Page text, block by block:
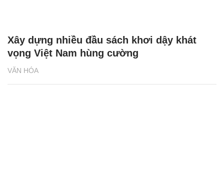
VĂN HÓA
Xây dựng nhiều đầu sách khơi dậy khát
vọng Việt Nam hùng cường